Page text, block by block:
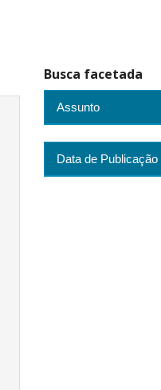
Busca facetada
Assunto
Data de Publicação